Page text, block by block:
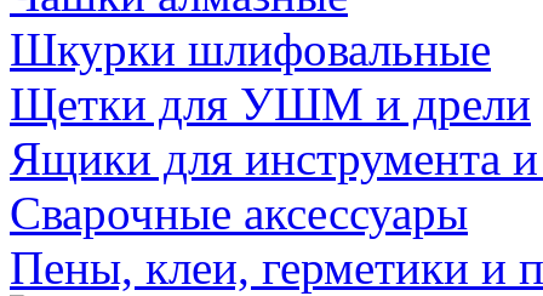
Шкурки шлифовальные
Щетки для УШМ и дрели
Ящики для инструмента
Сварочные аксессуары
Пены, клеи, герметики и